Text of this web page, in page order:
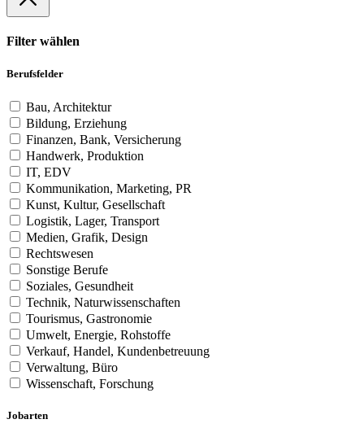
Filter wählen
Berufsfelder
Bau, Architektur
Bildung, Erziehung
Finanzen, Bank, Versicherung
Handwerk, Produktion
IT, EDV
Kommunikation, Marketing, PR
Kunst, Kultur, Gesellschaft
Logistik, Lager, Transport
Medien, Grafik, Design
Rechtswesen
Sonstige Berufe
Soziales, Gesundheit
Technik, Naturwissenschaften
Tourismus, Gastronomie
Umwelt, Energie, Rohstoffe
Verkauf, Handel, Kundenbetreuung
Verwaltung, Büro
Wissenschaft, Forschung
Jobarten